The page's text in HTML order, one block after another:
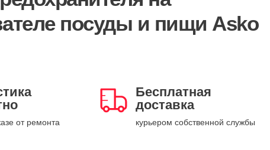
посуды и пищи Asko
от ремонта
Бесплатная
доставка
курьером собственной службы